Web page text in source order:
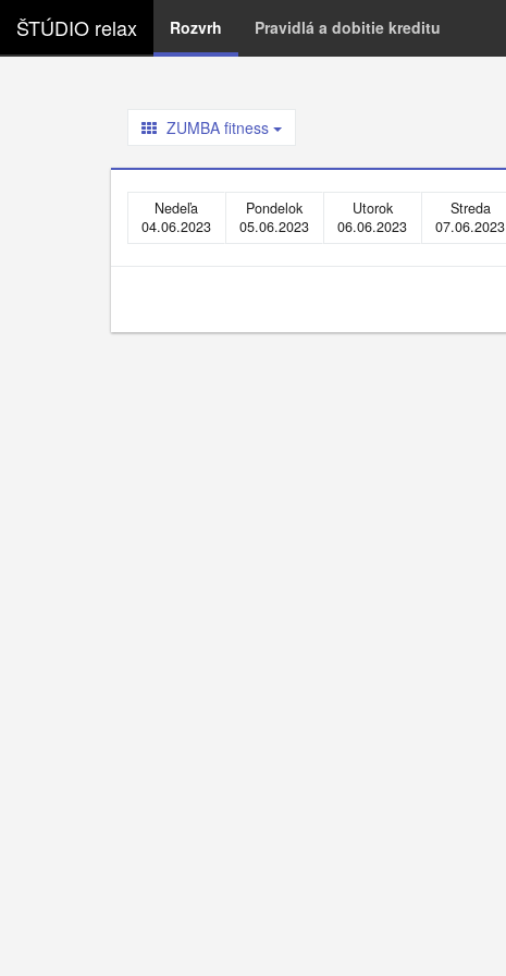
ŠTÚDIO relax Rozvrh Pravidlá a dobitie kreditu
ZUMBA fitness
Nedeľa
04.06.2023
Pondelok
05.06.2023
Utorok
06.06.2023
Streda
07.06.2023